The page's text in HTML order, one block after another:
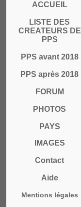
ACCUEIL
LISTE DES
CREATEURS DE
PPS
PPS avant 2018
PPS après 2018
FORUM
PHOTOS
PAYS
IMAGES
Contact
Aide
Mentions légales